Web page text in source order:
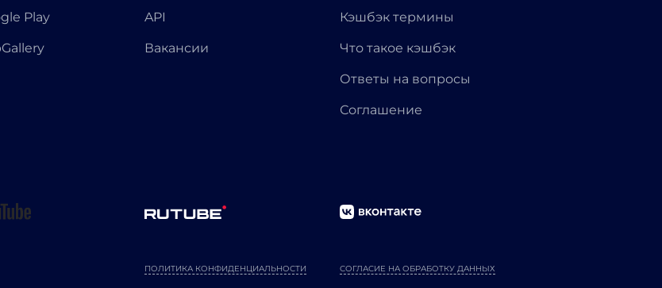
Play API
Вакансии
Кэшбэк термины
Что такое кэшбэк
Ответы на вопросы
Соглашение
ПОЛИТИКА КОНФИДЕНЦИАЛЬНОСТИ СОГЛАСИЕ НА ОБРАБОТКУ ДАННЫХ